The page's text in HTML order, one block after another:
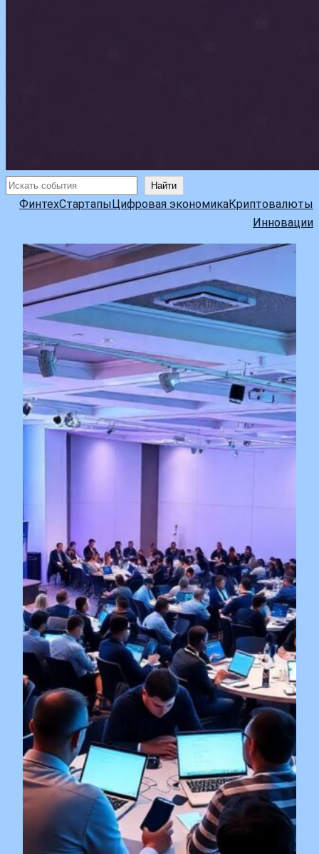
Поиск Найти
ФинтехСтартапыЦифровая экономикаКриптовалюты
Инновации